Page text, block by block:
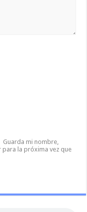
Guarda mi nombre,
la próxima vez que